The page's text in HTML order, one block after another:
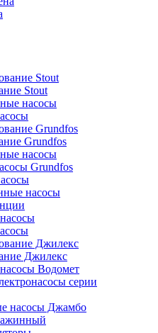
Stout
насосы
Grundfos
насосы
Grundfos
насосы
Джилекс
Водомет
серии
насосы Джамбо